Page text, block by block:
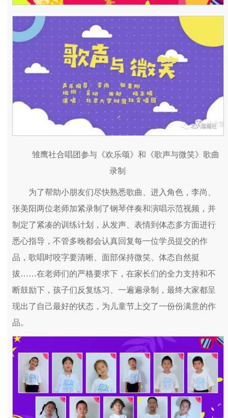
雏鹰社合唱团参与《欢乐颂》和《歌声与微笑》歌曲
录制
为了帮助小朋友们尽快熟悉歌曲、进入角色，李尚、
张美阳两位老师加紧录制了钢琴伴奏和演唱示范视频，并
制定了紧凑的训练计划，从发声、表情到体态多方面进行
悉心指导，不管多晚都会认真回复每一位学员提交的作
品，歌唱时咬字要清晰、面部保持微笑、体态自然挺
拔……在老师们的严格要求下，在家长们的全力支持和不
断鼓励下，孩子们反复练习、一遍遍录制，最终大家都呈
现出了自己最好的状态，为儿童节上交了一份份满意的作
品。